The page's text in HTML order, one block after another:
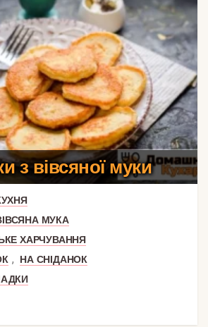
з вівсяної муки
МУКА
ХАРЧУВАННЯ
,
НА СНІДАНОК